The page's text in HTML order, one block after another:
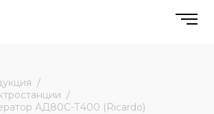
АД80С-Т400 (Ricardo)